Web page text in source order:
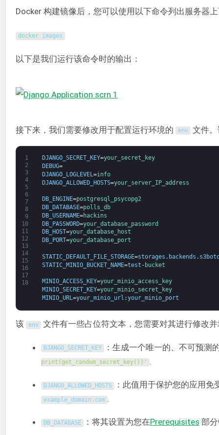
Docker 构建镜像后，您可以使用以下命令列出服务器
docker images
以下是我们运行该命令时的输出：
接下来，我们需要修改用于配置运行环境的 env 文件。
1
2
3
4
5
6
7
8
9
10
11
12
13
14
15
16
17
18
DJANGO_SECRET_KEY=your_secret_key
DEBUG=
DJANGO_LOGLEVEL=info
DJANGO_ALLOWED_HOSTS=your_server_IP_address
DB_ENGINE=postgresql_psycopg2
DB_DATABASE=polls_db
DB_USERNAME=hackins
DB_PASSWORD=your_database_password
DB_HOST=your_database_host
DB_PORT=your_database_port
STATIC_DEFAULT_FILE_STORAGE=storages . backends .
STATIC_MINIO_BUCKET_NAME=test - bucket
MINIO_ACCESS_KEY=your_minio_access_key
MINIO_SECRET_KEY=your_minio_secret_key
MINIO_URL=your_minio_url :your_minio_port
该 env 文件有一些占位符文本，您需要对其进行修改
DJANGO_SECRET_KEY ：生成一个唯一的、不可预测
print(get_random_secret_key())' .
DJANGO_ALLOWED_HOSTS ：此值用于保护您的应用免
example_domain . com .
DB_DATABASE ：将其设置为您在Prerequisites 部